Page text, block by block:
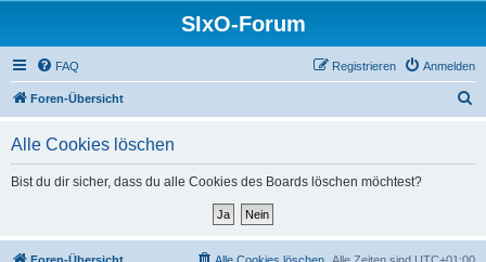
SIxO-Forum
FAQ Anmelden
Registrieren
Foren-Übersicht
Alle Cookies löschen
Bist du dir sicher, dass du alle Cookies des Boards löschen möchtest?